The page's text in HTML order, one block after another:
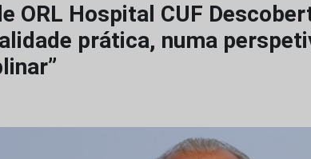
ORL Hospital CUF
prática, numa